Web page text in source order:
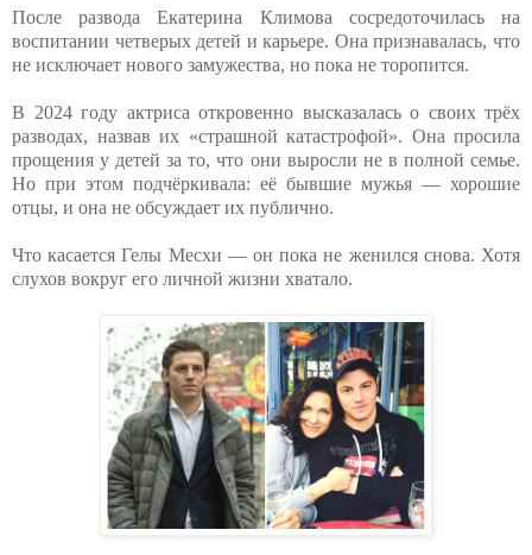
После развода Екатерина Климова сосредоточилась на
воспитании четверых детей и карьере. Она признавалась, что
не исключает нового замужества, но пока не торопится.
В 2024 году актриса откровенно высказалась о своих трёх
разводах, назвав их «страшной катастрофой». Она просила
прощения у детей за то, что они выросли не в полной семье.
Но при этом подчёркивала: её бывшие мужья — хорошие
отцы, и она не обсуждает их публично.
Что касается Гелы Месхи — он пока не женился снова. Хотя
слухов вокруг его личной жизни хватало.